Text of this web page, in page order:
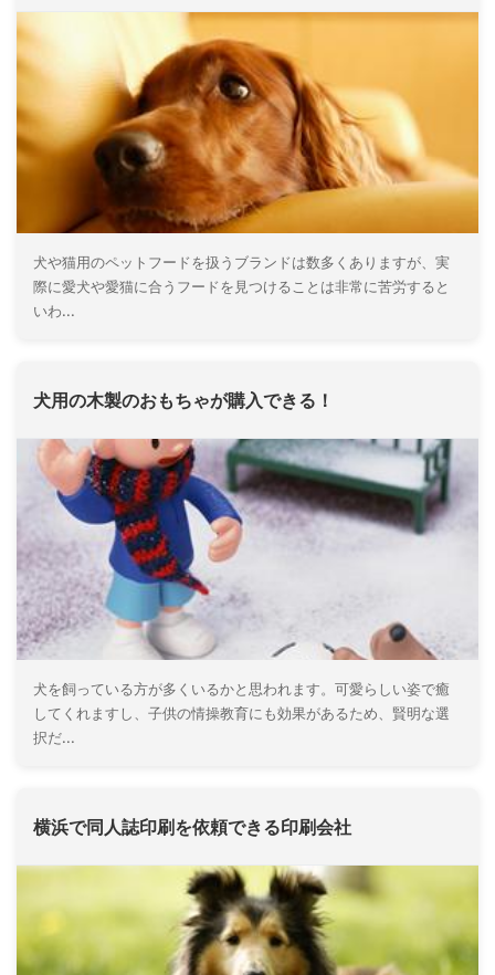
犬や猫用のペットフードを扱うブランドは数多くありますが、実
際に愛犬や愛猫に合うフードを見つけることは非常に苦労すると
いわ...
犬用の木製のおもちゃが購入できる！
犬を飼っている方が多くいるかと思われます。可愛らしい姿で癒
してくれますし、子供の情操教育にも効果があるため、賢明な選
択だ...
横浜で同人誌印刷を依頼できる印刷会社